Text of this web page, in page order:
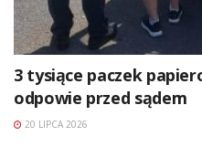
3 tysiące paczek
odpowie przed sądem
20 LIPCA 2026